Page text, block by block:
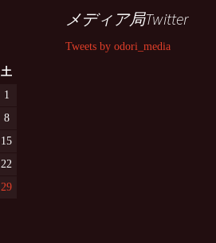
土
1
8
15
22
29
メディア局Twitter
Tweets by odori_media